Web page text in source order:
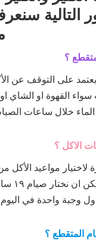
التالية
؟
على التوقف عن
القهوة او الشاي
خلال ساعات
الاكل ؟
وجبة واحدة في اليوم أي كل
المتقطع ؟